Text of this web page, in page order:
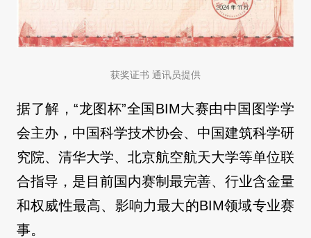
获奖证书 通讯员提供
据了解，“龙图杯”全国BIM大赛由中国图学学
会主办，中国科学技术协会、中国建筑科学研
究院、清华大学、北京航空航天大学等单位联
合指导，是目前国内赛制最完善、行业含金量
和权威性最高、影响力最大的BIM领域专业赛
事。